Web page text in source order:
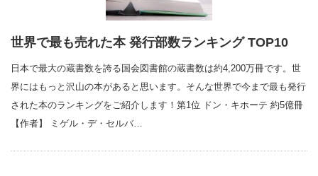
世界で最も売れた本 発行部数ランキング TOP10
日本で最大の蔵書数を誇る国会図書館の蔵書数は約4,200万冊です。世
界にはもっと沢山の本があると思います。そんな世界で今まで最も発行
された本のランキングをご紹介します！第1位 ドン・キホーテ 約5億冊
【作者】 ミゲル・デ・セルバ…